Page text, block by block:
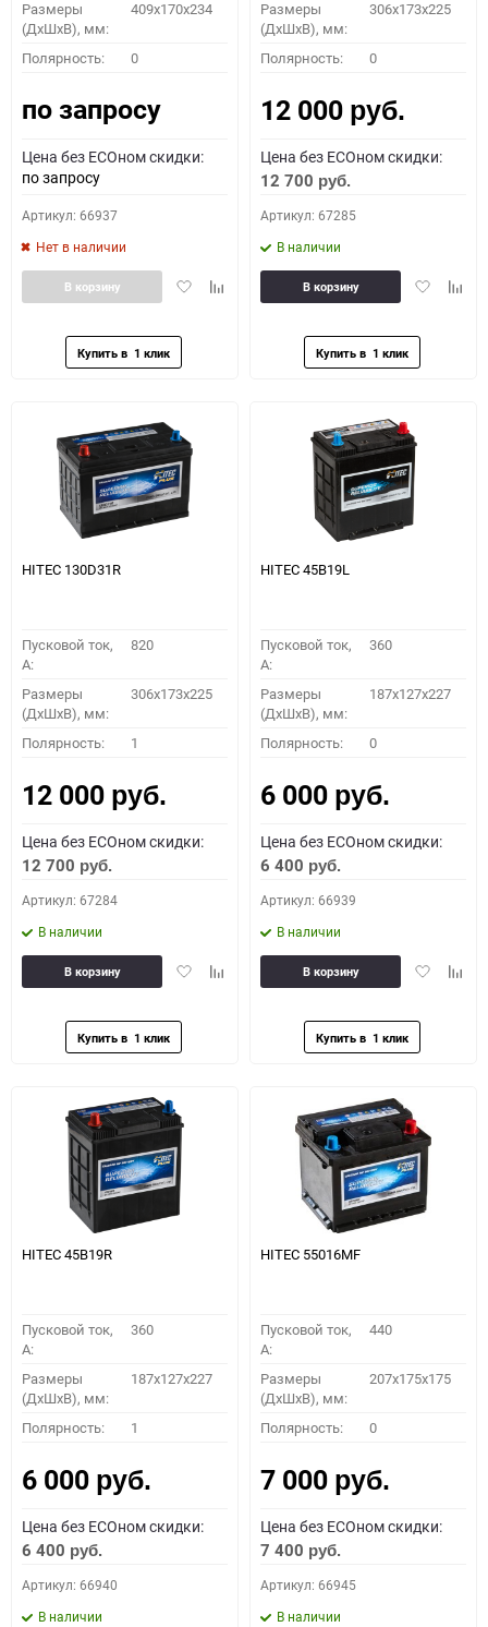
Размеры
(ДхШхВ), мм:
409x170x234
Полярность: 0
по запросу
Цена без ECOном скидки:
по запросу
Артикул: 66937
Нет в наличии
ДобавитьДобавить
В корзину
Размеры
(ДхШхВ), мм:
306x173x225
Полярность: 0
12 000 руб.
Цена без ECOном скидки:
12 700 руб.
Артикул: 67285
В наличии
Добавить
В корзину
HITEC 130D31R
Пусковой ток,
A:
820
Размеры
(ДхШхВ), мм:
306x173x225
Полярность: 1
12 000 руб.
Цена без ECOном скидки:
12 700 руб.
Артикул: 67284
В наличии
ДобавитьДобавить
В корзину
HITEC 45B19L
Пусковой ток,
A:
360
Размеры
(ДхШхВ), мм:
187x127x227
Полярность: 0
6 000 руб.
Цена без ECOном скидки:
6 400 руб.
Артикул: 66939
В наличии
Добавить
В корзину
HITEC 45B19R
Пусковой ток,
A:
360
Размеры
(ДхШхВ), мм:
187x127x227
Полярность: 1
6 000 руб.
Цена без ECOном скидки:
6 400 руб.
Артикул: 66940
В наличии
HITEC 55016MF
Пусковой ток,
A:
440
Размеры
(ДхШхВ), мм:
207x175x175
Полярность: 0
7 000 руб.
Цена без ECOном скидки:
7 400 руб.
Артикул: 66945
В наличии